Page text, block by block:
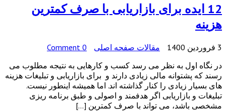
12 ایده برای بازاریابی با صرف کمترین
هزینه
3 فروردین 1400 مقالات صفحه اصلی
0 Comment
در نگاه اول به نظر می رسد کسب و کارهایی به نتیجه مطلوب می
رسند که پشتوانه مالی زیادی دارند و برای بازاریابی و تبلیغات هزینه
های بسیار زیادی را کنار گذاشته اند. اما همیشه اینطور نیست.
تبلیغات و بازاریابی اگر هدفمند و اصولی و طبق برنامه ریزی
مشخصی باشد، می تواند با صرف کمترین […]